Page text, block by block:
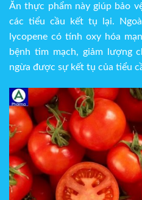
Ăn thực phẩm này giúp bảo
các tiểu cầu kết tụ lại.
lycopene có tính oxy hóa
bệnh tim mạch, giảm lượng
ngừa được sự kết tụ của tiểu